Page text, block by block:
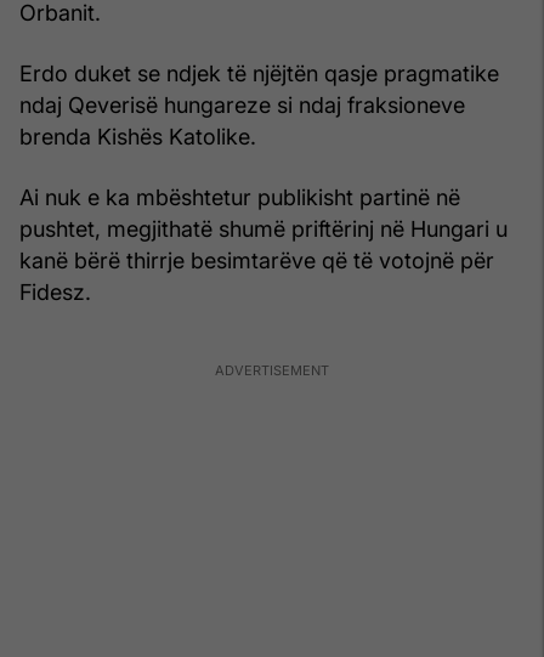
Orbanit.
Erdo duket se ndjek të njëjtën qasje pragmatike
ndaj Qeverisë hungareze si ndaj fraksioneve
brenda Kishës Katolike.
Ai nuk e ka mbështetur publikisht partinë në
pushtet, megjithatë shumë priftërinj në Hungari u
kanë bërë thirrje besimtarëve që të votojnë për
Fidesz.